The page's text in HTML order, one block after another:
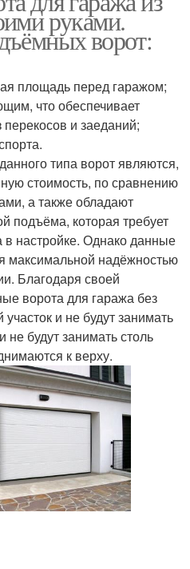
Гаражные вороты
Теплые вороты
Ворот с калиткой
Подьёмные вороты
руками.
ворот:
площадь перед гаражом;
что обеспечивает
перекосов и заеданий;
типа ворот являются,
стоимость, по сравнению
а также обладают
подъёма, которая требует
в настройке. Однако данные
максимальной надёжностью
Благодаря своей
ворота для гаража без
и не будут занимать
будут занимать столь
к верху.